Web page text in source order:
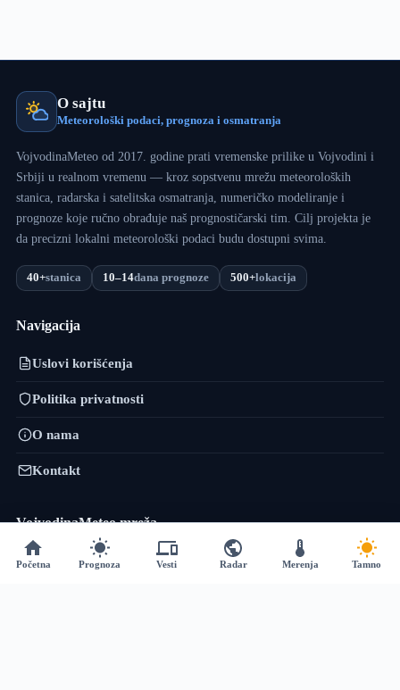
O sajtu
Meteorološki podaci, prognoza i osmatranja
VojvodinaMeteo od 2017. godine prati vremenske prilike u Vojvodini i
Srbiji u realnom vremenu — kroz sopstvenu mrežu meteoroloških
stanica, radarska i satelitska osmatranja, numeričko modeliranje i
prognoze koje ručno obrađuje naš prognostičarski tim. Cilj projekta je
da precizni lokalni meteorološki podaci budu dostupni svima.
40+stanica 10–14dana prognoze 500+lokacija
Navigacija
Uslovi korišćenja
Politika privatnosti
O nama
Kontakt
VojvodinaMeteo mreža
VremePrognoza.rs je sestrinski projekat VojvodinaMeteo tima: isti
pristup — precizni lokalni podaci, numeričko modeliranje i sopstvena
Početna Prognoza Vesti Radar Merenja Tamno